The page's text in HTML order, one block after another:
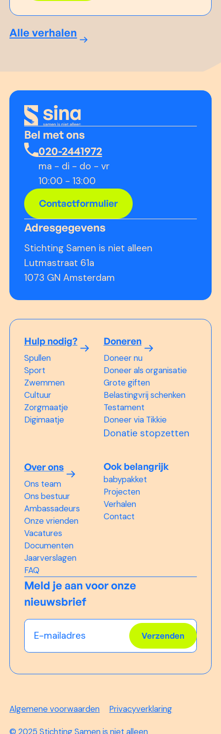
Alle verhalen
Bel met ons
020-2441972
ma - di - do - vr
10:00 - 13:00
Contactformulier
Adresgegevens
Stichting Samen is niet alleen
Lutmastraat 61a
1073 GN Amsterdam
Hulp nodig?
Spullen
Sport
Zwemmen
Cultuur
Zorgmaatje
Digimaatje
Doneren
Doneer nu
Doneer als organisatie
Grote giften
Belastingvrij schenken
Testament
Doneer via Tikkie
Donatie stopzetten
Over ons
Ons team
Ons bestuur
Ambassadeurs
Onze vrienden
Vacatures
Documenten
Jaarverslagen
FAQ
Ook belangrijk
babypakket
Projecten
Verhalen
Contact
Meld je aan voor onze
nieuwsbrief
© 2025 Stichting Samen is niet alleen
Algemene voorwaarden Privacyverklaring